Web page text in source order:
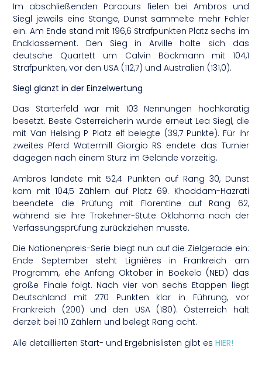
Im abschließenden Parcours fielen bei Ambros und
Siegl jeweils eine Stange, Dunst sammelte mehr Fehler
ein. Am Ende stand mit 196,6 Strafpunkten Platz sechs im
Endklassement. Den Sieg in Arville holte sich das
deutsche Quartett um Calvin Böckmann mit 104,1
Strafpunkten, vor den USA (112,7) und Australien (131,0).
Siegl glänzt in der Einzelwertung
Das Starterfeld war mit 103 Nennungen hochkarätig
besetzt. Beste Österreicherin wurde erneut Lea Siegl, die
mit Van Helsing P Platz elf belegte (39,7 Punkte). Für ihr
zweites Pferd Watermill Giorgio RS endete das Turnier
dagegen nach einem Sturz im Gelände vorzeitig.
Ambros landete mit 52,4 Punkten auf Rang 30, Dunst
kam mit 104,5 Zählern auf Platz 69. Khoddam-Hazrati
beendete die Prüfung mit Florentine auf Rang 62,
während sie ihre Trakehner-Stute Oklahoma nach der
Verfassungsprüfung zurückziehen musste.
Die Nationenpreis-Serie biegt nun auf die Zielgerade ein:
Ende September steht Lignières in Frankreich am
Programm, ehe Anfang Oktober in Boekelo (NED) das
große Finale folgt. Nach vier von sechs Etappen liegt
Deutschland mit 270 Punkten klar in Führung, vor
Frankreich (200) und den USA (180). Österreich hält
derzeit bei 110 Zählern und belegt Rang acht.
Alle detaillierten Start- und Ergebnislisten gibt esHIER!